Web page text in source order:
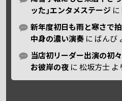
ッた｣エンタメステージ に
新年度初日も雨と寒さで
中身の濃い演奏 に ばんび
当店初リーダー出演の初
お彼岸の夜 に松坂方士 よ